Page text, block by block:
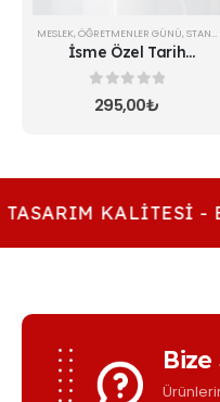
MESLEK, ÖĞRETMENLER GÜNÜ, STANDART KUPA
İsme Özel Tarih
Öğretmeni Kupa
05 üzerinden
295,00₺
KALITESI -